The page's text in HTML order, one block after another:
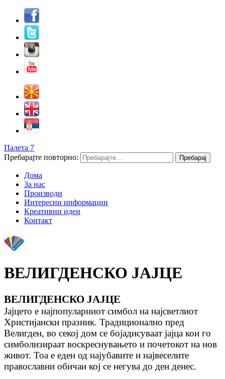
Палета 7
Пребарајте повторно:
Дома
За нас
Производи
Интересни информации
Креативни идеи
Контакт
ВЕЛИГДЕНСКО ЈАЈЦЕ
ВЕЛИГДЕНСКО ЈАЈЦЕ
Јајцето е најпопуларниот симбол на најсветлиот
Христијански празник. Традиционално пред
Велигден, во секој дом се бојадисуваат јајца кои го
симболизираат воскреснувањето и почетокот на нов
живот. Тоа е еден од најубавите и највеселите
православни обичаи кој се негува до ден денес.